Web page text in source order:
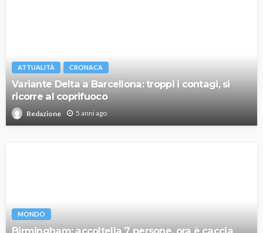
ATTUALITÀ CRONACA
Variante Delta a Barcellona: troppi i contagi, si
ricorre al coprifuoco
Redazione 5 anni ago
MONDO